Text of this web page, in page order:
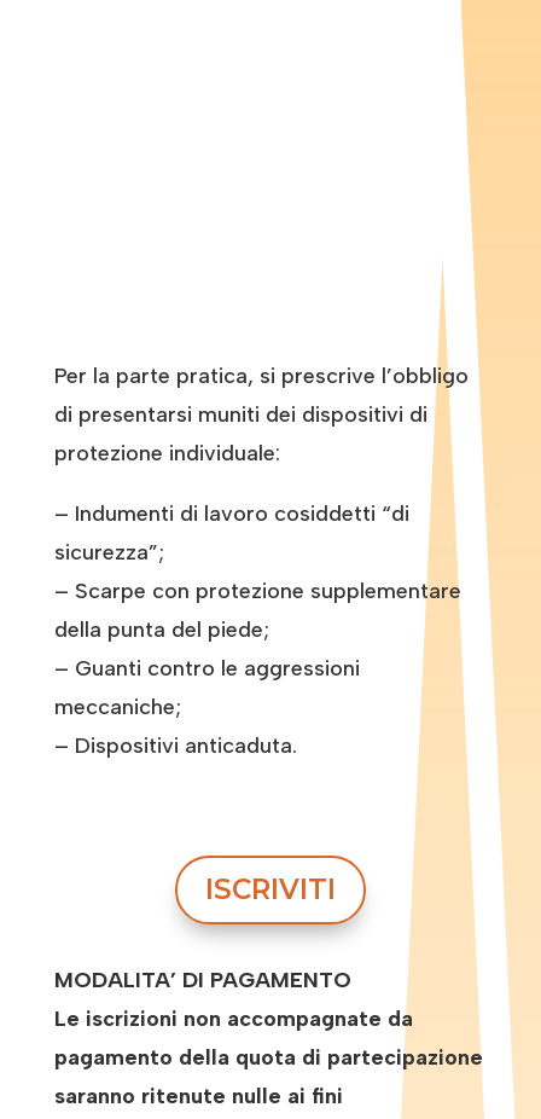
Per la parte pratica, si prescrive l’obbligo
di presentarsi muniti dei dispositivi di
protezione individuale:
– Indumenti di lavoro cosiddetti “di
sicurezza”;
– Scarpe con protezione supplementare
della punta del piede;
– Guanti contro le aggressioni
meccaniche;
– Dispositivi anticaduta.
ISCRIVITI
MODALITA’ DI PAGAMENTO
Le iscrizioni non accompagnate da
pagamento della quota di partecipazione
saranno ritenute nulle ai fini